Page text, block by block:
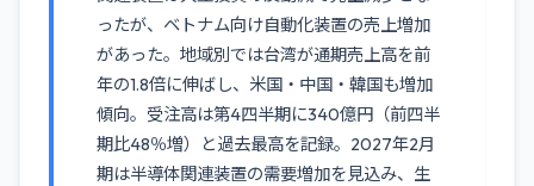
ったが、ベトナム向け自動化装置の売上増加
があった。地域別では台湾が通期売上高を前
年の1.8倍に伸ばし、米国・中国・韓国も増加
傾向。受注高は第4四半期に340億円（前四半
期比48％増）と過去最高を記録。2027年2月
期は半導体関連装置の需要増加を見込み、生